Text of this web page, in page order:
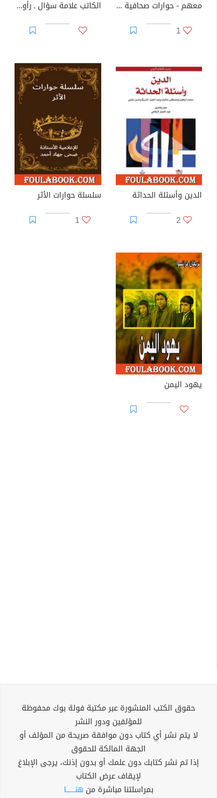
معهم - حوارات صحافية في الشأن السعودي مع نخبة من المثقفين
1
الكاتب علامة سؤال ـ رأوا ولم يصمتوا
الدين وأسئلة الحداثة
2
سلسلة حوارات الأثر
1
يهود اليمن
حقوق الكتب المنشورة عبر مكتبة فولة بوك محفوظة
للمؤلفين ودور النشر
لا يتم نشر أي كتاب دون موافقة صريحة من المؤلف أو
الجهة المالكة للحقوق
إذا تم نشر كتابك دون علمك أو بدون إذنك، يرجى الإبلاغ
لإيقاف عرض الكتاب
بمراسلتنا مباشرة من هنــــــا